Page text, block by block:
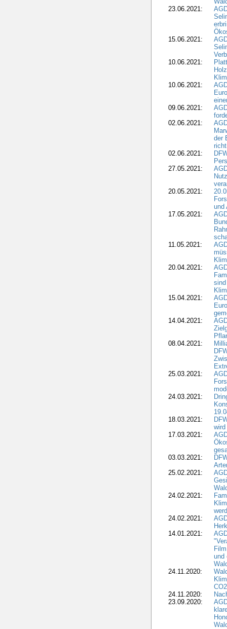
23.06.2021:
15.06.2021:
10.06.2021:
10.06.2021:
09.06.2021:
02.06.2021:
der
02.06.2021:
27.05.2021:
20.05.2021:
und
17.05.2021:
11.05.2021:
20.04.2021:
15.04.2021:
14.04.2021:
08.04.2021:
25.03.2021:
24.03.2021:
18.03.2021:
17.03.2021:
03.03.2021:
25.02.2021:
24.02.2021:
24.02.2021:
14.01.2021:
und
24.11.2020:
24.11.2020:
23.09.2020: